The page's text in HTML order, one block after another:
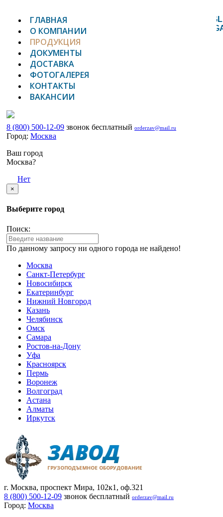
ГЛАВНАЯ
О КОМПАНИИ
ПРОДУКЦИЯ
ДОКУМЕНТЫ
ДОСТАВКА
ФОТОГАЛЕРЕЯ
КОНТАКТЫ
ВАКАНСИИ
8 (800) 500-12-09 звонок бесплатный orderzav@mail.ru
Город: Москва
Ваш город
Москва?
Нет
×
Выберите город
Поиск:
По данному запросу ни одного города не найдено!
Москва
Санкт-Петербург
Новосибирск
Екатеринбург
Нижний Новгород
Казань
Челябинск
Омск
Самара
Ростов-на-Дону
Уфа
Красноярск
Пермь
Воронеж
Волгоград
Астана
Алматы
Иркутск
г. Москва, проспект Мира, 102к1, оф.321
8 (800) 500-12-09 звонок бесплатный orderzav@mail.ru
Город: Москва